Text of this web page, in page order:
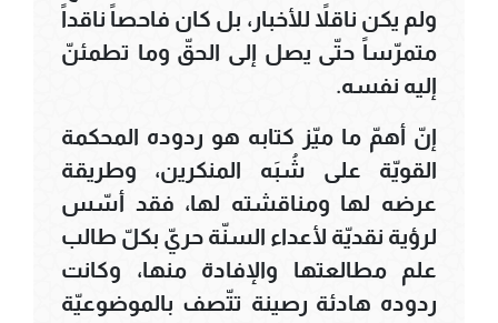
ولم يكن ناقلاً للأخبار، بل كان فاحصاً ناقداً
متمرّساً حتّى يصل إلى الحقّ وما تطمئنّ
إليه نفسه.
إنّ أهمّ ما ميّز كتابه هو ردوده المحكمة
القويّة على شُبَه المنكرين، وطريقة
عرضه لها ومناقشته لها، فقد أسّس
لرؤية نقديّة لأعداء السنّة حريّ بكلّ طالب
علم مطالعتها والإفادة منها، وكانت
ردوده هادئة رصينة تتّصف بالموضوعيّة